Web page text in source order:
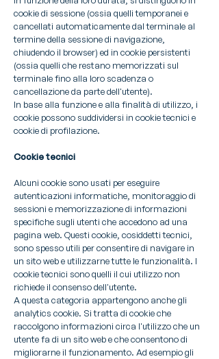
cookie di sessione (ossia quelli temporanei e
cancellati automaticamente dal terminale al
termine della sessione di navigazione,
chiudendo il browser) ed in cookie persistenti
(ossia quelli che restano memorizzati sul
terminale fino alla loro scadenza o
cancellazione da parte dell'utente).
In base alla funzione e alla finalità di utilizzo, i
cookie possono suddividersi in cookie tecnici e
cookie di profilazione.
Cookie tecnici
Alcuni cookie sono usati per eseguire
autenticazioni informatiche, monitoraggio di
sessioni e memorizzazione di informazioni
specifiche sugli utenti che accedono ad una
pagina web. Questi cookie, cosiddetti tecnici,
sono spesso utili per consentire di navigare in
un sito web e utilizzarne tutte le funzionalità. I
cookie tecnici sono quelli il cui utilizzo non
richiede il consenso dell'utente.
A questa categoria appartengono anche gli
analytics cookie. Si tratta di cookie che
raccolgono informazioni circa l'utilizzo che un
utente fa di un sito web e che consentono di
migliorarne il funzionamento. Ad esempio gli